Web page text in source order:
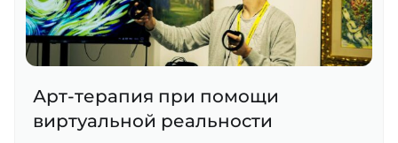
Арт-терапия при помощи
виртуальной реальности